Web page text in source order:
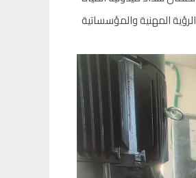
وذلك ضمن الرؤية المهنية والمؤسساتية